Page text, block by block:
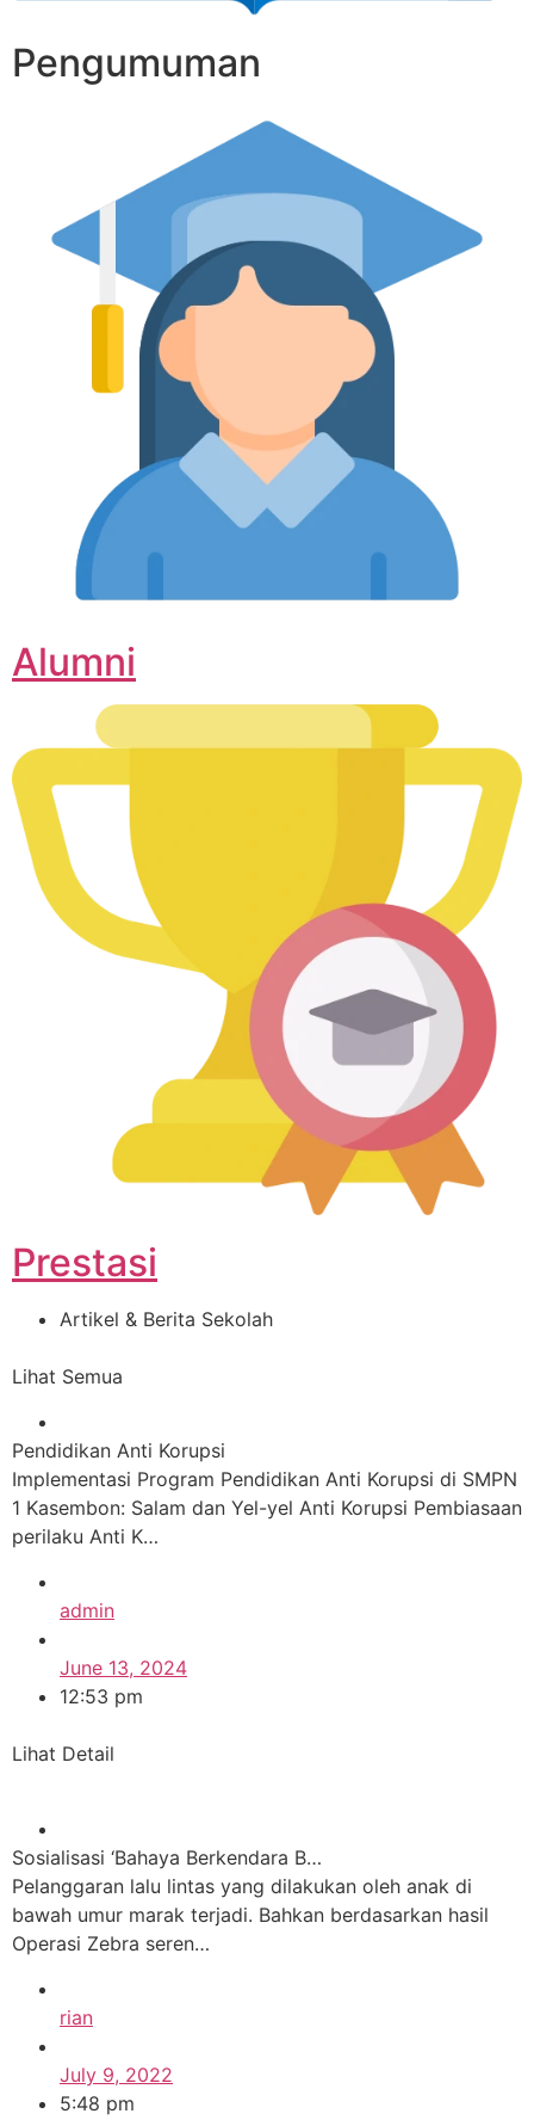
Pengumuman
Alumni
Prestasi
Artikel & Berita Sekolah
Lihat Semua
Pendidikan Anti Korupsi
Implementasi Program Pendidikan Anti Korupsi di SMPN
1 Kasembon: Salam dan Yel-yel Anti Korupsi Pembiasaan
perilaku Anti K…
admin
June 13, 2024
12:53 pm
Lihat Detail
Sosialisasi ‘Bahaya Berkendara B…
Pelanggaran lalu lintas yang dilakukan oleh anak di
bawah umur marak terjadi. Bahkan berdasarkan hasil
Operasi Zebra seren…
rian
July 9, 2022
5:48 pm